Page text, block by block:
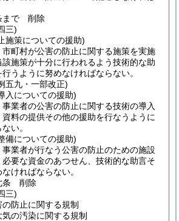
まで
削除
三)
施策についての援助)
市町村が公害の防止に関する施策を実施
施策が十分に行われるよう技術的な助
うように努めなければならない。
五九・一部改正)
入についての援助)
業者の公害の防止に関する技術の導入
料の提供その他の援助を行なうように
い。
備についての援助)
事業者が行なう公害の防止のための施設
要な資金のあつせん、技術的な助言そ
ければならない。
条
削除
三)
の防止に関する規制
気の汚染に関する規制